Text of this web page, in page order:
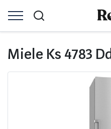
Miele Ks 4783 Dd